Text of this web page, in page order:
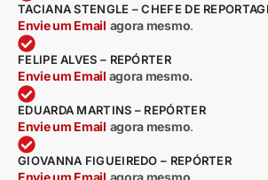
TACIANA STENGLE – CHEFE DE
Envie um Email agora mesmo.
FELIPE ALVES – REPÓRTER
Envie um Email agora mesmo.
EDUARDA MARTINS – REPÓRTER
Envie um Email agora mesmo.
GIOVANNA FIGUEIREDO – REPÓRTER
Envie um Email agora mesmo